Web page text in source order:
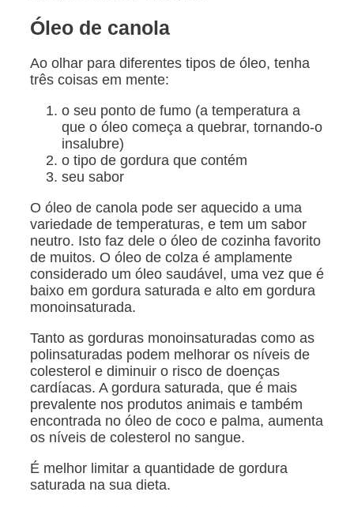
Óleo de canola
Ao olhar para diferentes tipos de óleo, tenha
três coisas em mente:
o seu ponto de fumo (a temperatura a
que o óleo começa a quebrar, tornando-o
insalubre)
o tipo de gordura que contém
seu sabor
O óleo de canola pode ser aquecido a uma
variedade de temperaturas, e tem um sabor
neutro. Isto faz dele o óleo de cozinha favorito
de muitos. O óleo de colza é amplamente
considerado um óleo saudável, uma vez que é
baixo em gordura saturada e alto em gordura
monoinsaturada.
Tanto as gorduras monoinsaturadas como as
polinsaturadas podem melhorar os níveis de
colesterol e diminuir o risco de doenças
cardíacas. A gordura saturada, que é mais
prevalente nos produtos animais e também
encontrada no óleo de coco e palma, aumenta
os níveis de colesterol no sangue.
É melhor limitar a quantidade de gordura
saturada na sua dieta.